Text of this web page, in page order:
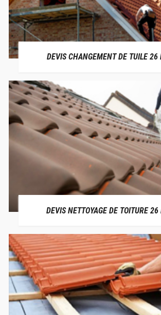
DEVIS CHANGEMENT DE TUILE 26
DEVIS NETTOYAGE DE TOITURE 26